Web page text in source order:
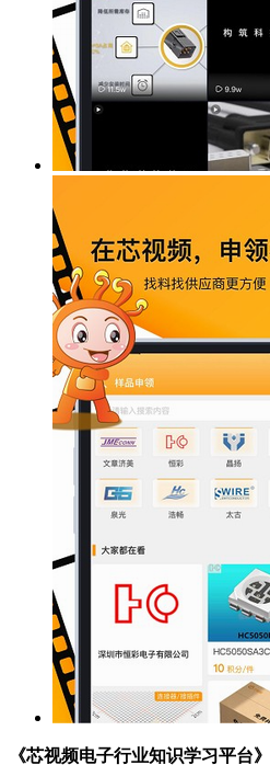
《芯视频电子行业知识学习平台》